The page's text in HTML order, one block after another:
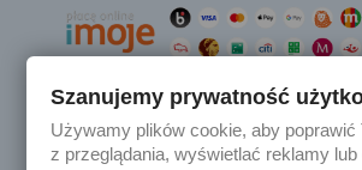
Produkty
Szanujemy prywatność
Używamy plików cookie, aby poprawić
z przeglądania, wyświetlać reklamy